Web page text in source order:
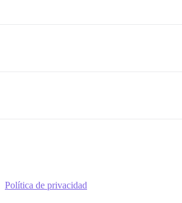
Política de privacidad